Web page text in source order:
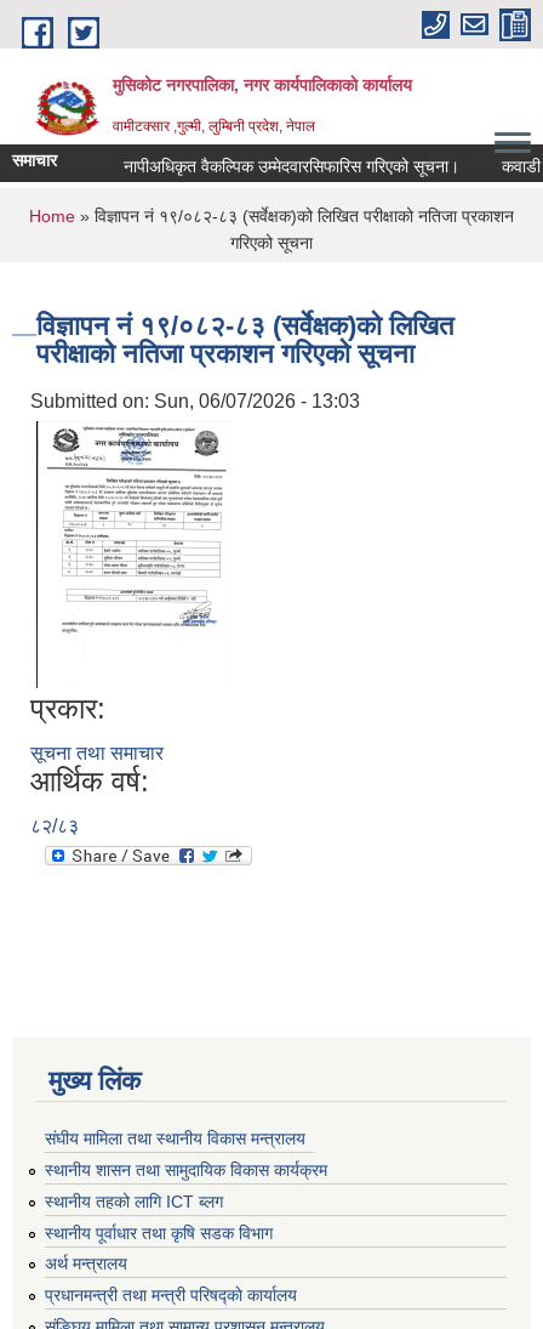
Skip to main content
मुसिकोट नगरपालिका, नगर कार्यपालिकाकाे कार्यालय
वामीटक्सार ,गुल्मी, लुम्बिनी प्रदेश, नेपाल
समाचार नापीअधिकृत वैकल्पिक उम्मेदवारसिफारिस गरिएको सूचना। कवाडी
You are here
Home » विज्ञापन नं १९/०८२-८३ (सर्वेक्षक)को लिखित परीक्षाको नतिजा प्रकाशन
गरिएको सूचना
विज्ञापन नं १९/०८२-८३ (सर्वेक्षक)को लिखित
परीक्षाको नतिजा प्रकाशन गरिएको सूचना
Submitted on: Sun, 06/07/2026 - 13:03
प्रकार:
सूचना तथा समाचार
आर्थिक वर्ष:
८२/८३
मुख्य लिंक
संघीय मामिला तथा स्थानीय विकास मन्त्रालय
स्थानीय शासन तथा सामुदायिक विकास कार्यक्रम
स्थानीय तहको लागि ICT ब्लग
स्थानीय पूर्वाधार तथा कृषि सडक विभाग
अर्थ मन्त्रालय
प्रधानमन्त्री तथा मन्त्री परिषद्काे कार्यालय